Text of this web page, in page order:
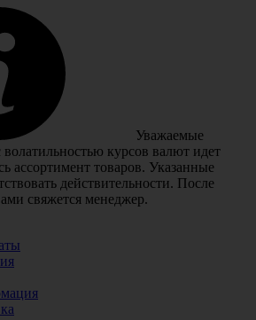
Уважаемые
курсов валют идет
ассортимент товаров. Указанные
действительности. После
свяжется менеджер.